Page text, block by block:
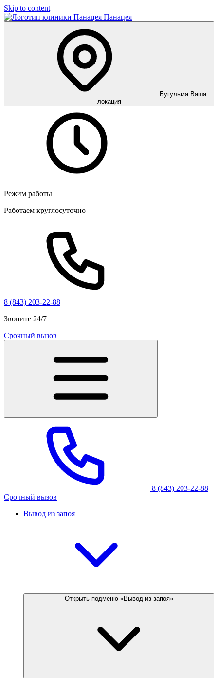
Skip to content
Панацея
Бугульма Ваша
локация
Режим работы
Работаем круглосуточно
8 (843) 203-22-88
Звоните 24/7
Срочный вызов
8 (843) 203-22-88
Срочный вызов
Вывод из запоя
Открыть подменю «Вывод из запоя»